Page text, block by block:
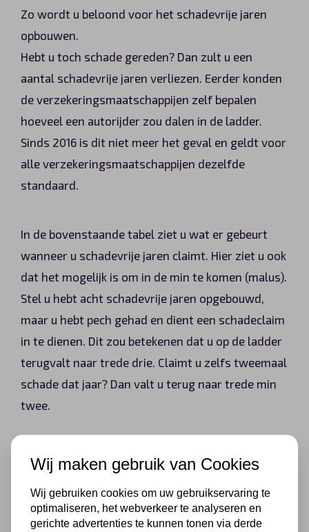
Zo wordt u beloond voor het schadevrije jaren
opbouwen.
Hebt u toch schade gereden? Dan zult u een
aantal schadevrije jaren verliezen. Eerder konden
de verzekeringsmaatschappijen zelf bepalen
hoeveel een autorijder zou dalen in de ladder.
Sinds 2016 is dit niet meer het geval en geldt voor
alle verzekeringsmaatschappijen dezelfde
standaard.
In de bovenstaande tabel ziet u wat er gebeurt
wanneer u schadevrije jaren claimt. Hier ziet u ook
dat het mogelijk is om in de min te komen (malus).
Stel u hebt acht schadevrije jaren opgebouwd,
maar u hebt pech gehad en dient een schadeclaim
in te dienen. Dit zou betekenen dat u op de ladder
terugvalt naar trede drie. Claimt u zelfs tweemaal
schade dat jaar? Dan valt u terug naar trede min
twee.
Hoeveel schadevrije jaren heb
Uiteraard is het mogelijk om zelf uit te rekenen
Wij maken gebruik van Cookies
Wij gebruiken cookies om uw gebruikservaring te
optimaliseren, het webverkeer te analyseren en
gerichte advertenties te kunnen tonen via derde